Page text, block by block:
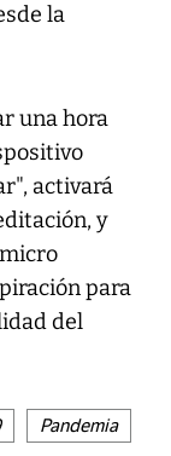
la
una hora
activará
y
para
del
Pandemia